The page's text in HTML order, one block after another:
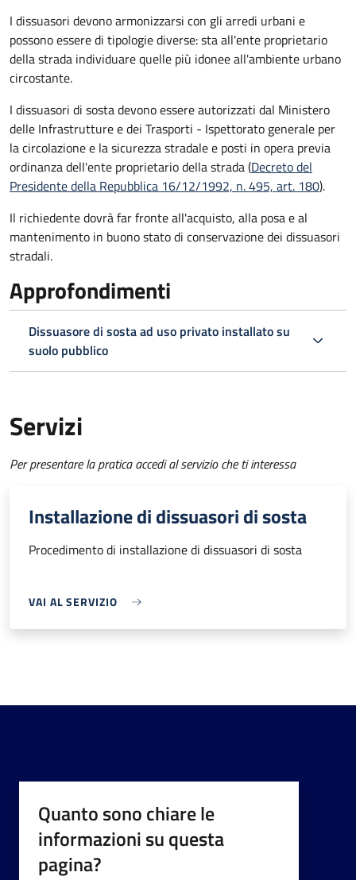
I dissuasori devono armonizzarsi con gli arredi urbani e
possono essere di tipologie diverse: sta all'ente proprietario
della strada individuare quelle più idonee all'ambiente urbano
circostante.
I dissuasori di sosta devono essere autorizzati dal Ministero
delle Infrastrutture e dei Trasporti - Ispettorato generale per
la circolazione e la sicurezza stradale e posti in opera previa
ordinanza dell'ente proprietario della strada (Decreto del
Presidente della Repubblica 16/12/1992, n. 495, art. 180).
Il richiedente dovrà far fronte all'acquisto, alla posa e al
mantenimento in buono stato di conservazionedei dissuasori
stradali.
Approfondimenti
Dissuasore di sosta ad uso privato installato su
suolo pubblico
Servizi
Per presentare la pratica accedi al servizio che ti interessa
Installazione di dissuasori di sosta
Procedimento di installazione di dissuasori di sosta
VAI AL SERVIZIO
Quanto sono chiare le
informazioni su questa
pagina?